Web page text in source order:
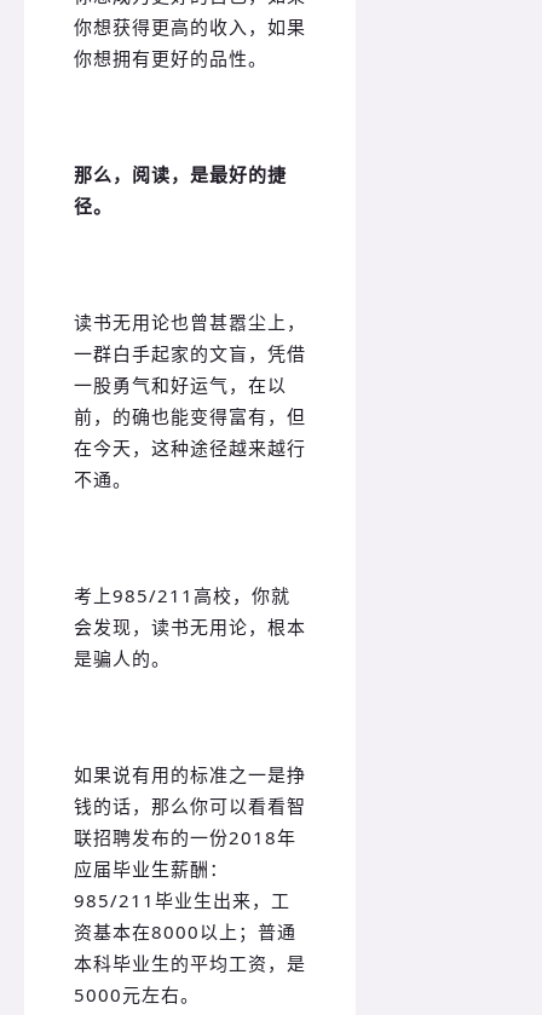
你想获得更高的收入，如果
你想拥有更好的品性。
那么，阅读，是最好的捷
径。
读书无用论也曾甚嚣尘上，
一群白手起家的文盲，凭借
一股勇气和好运气，在以
前，的确也能变得富有，但
在今天，这种途径越来越行
不通。
考上985/211高校，你就
会发现，读书无用论，根本
是骗人的。
如果说有用的标准之一是挣
钱的话，那么你可以看看智
联招聘发布的一份2018年
应届毕业生薪酬：
985/211毕业生出来，工
资基本在8000以上；普通
本科毕业生的平均工资，是
5000元左右。